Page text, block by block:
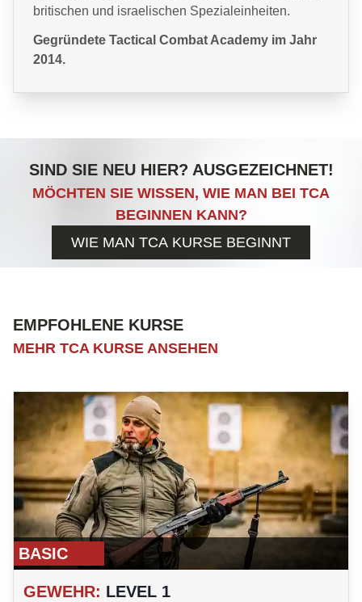
britischen und israelischen Spezialeinheiten.
Gegründete Tactical Combat Academy im Jahr
2014.
SIND SIE NEU HIER? AUSGEZEICHNET!
MÖCHTEN SIE WISSEN, WIE MAN BEI TCA
BEGINNEN KANN?
WIE MAN TCA KURSE BEGINNT
EMPFOHLENE KURSE
MEHR TCA KURSE ANSEHEN
BASIC
GEWEHR: LEVEL 1